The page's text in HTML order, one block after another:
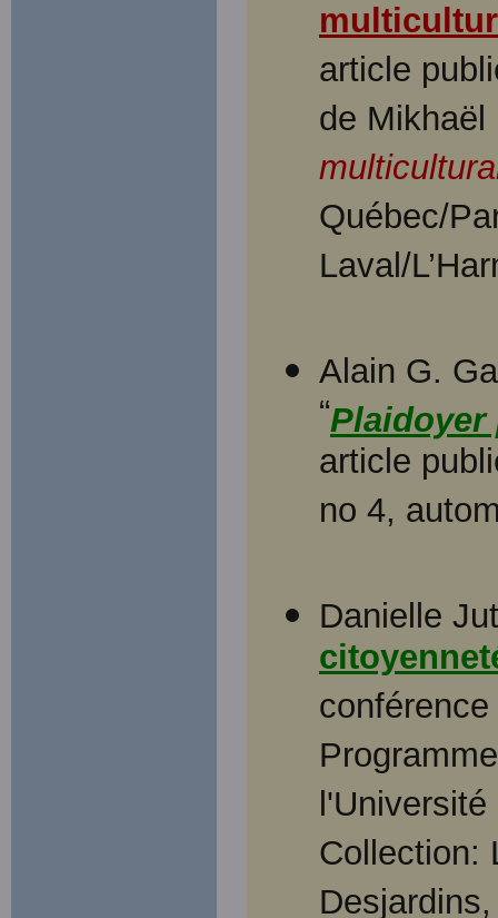
article
de
Québec/
Laval/
Alain G.
“
article
no 4,
Danielle
Collection: